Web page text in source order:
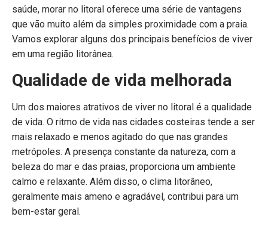
saúde, morar no litoral oferece uma série de vantagens
que vão muito além da simples proximidade com a praia.
Vamos explorar alguns dos principais benefícios de viver
em uma região litorânea.
Qualidade de vida melhorada
Um dos maiores atrativos de viver no litoral é a qualidade
de vida. O ritmo de vida nas cidades costeiras tende a ser
mais relaxado e menos agitado do que nas grandes
metrópoles. A presença constante da natureza, com a
beleza do mar e das praias, proporciona um ambiente
calmo e relaxante. Além disso, o clima litorâneo,
geralmente mais ameno e agradável, contribui para um
bem-estar geral.